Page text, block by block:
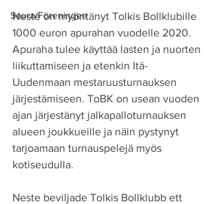
Seura/Föreningen
Neste on myöntänyt Tolkis Bollklubille
1000 euron apurahan vuodelle 2020.
Apuraha tulee käyttää lasten ja nuorten
liikuttamiseen ja etenkin Itä-
Uudenmaan mestaruusturnauksen
järjestämiseen. ToBK on usean vuoden
ajan järjestänyt jalkapalloturnauksen
alueen joukkueille ja näin pystynyt
tarjoamaan turnauspelejä myös
kotiseudulla.
Neste beviljade Tolkis Bollklubb ett